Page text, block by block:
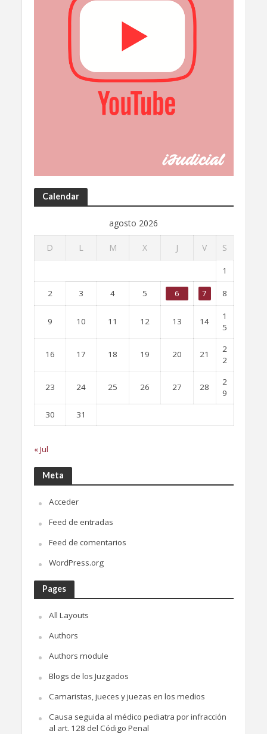
Calendar
agosto 2026
D L M X J V S
1
2 3 4 5 6 7 8
9 10 11 12 13 14
1
5
16 17 18 19 20 21
2
2
23 24 25 26 27 28
2
9
30
31
« Jul
Meta
Acceder
Feed de entradas
Feed de comentarios
WordPress.org
Pages
All Layouts
Authors
Authors module
Blogs de los Juzgados
Camaristas, jueces y juezas en los medios
Causa seguida al médico pediatra por infracción
al art. 128 del Código Penal